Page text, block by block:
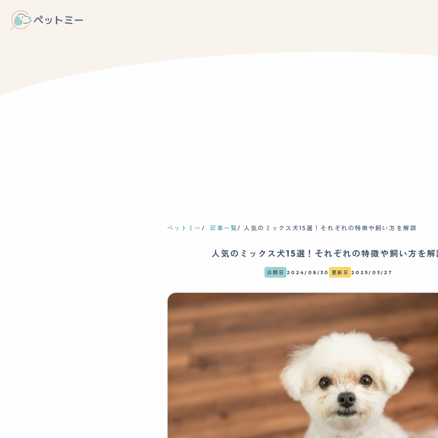
ペットミー 記事一覧 人気のミックス犬15選！それぞれの特徴や飼い方を解説
人気のミックス犬15選！それぞれの特徴や飼い方を解
公開日 2024/08/30 更新日 2025/03/27